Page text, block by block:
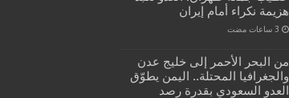
هزيمة نكراء أمام إيران
من البحر الأحمر إلى خليج عدن
والجغرافيا المحتلة.. اليمن يطوّق
العدو السعودي بقدرة رصد